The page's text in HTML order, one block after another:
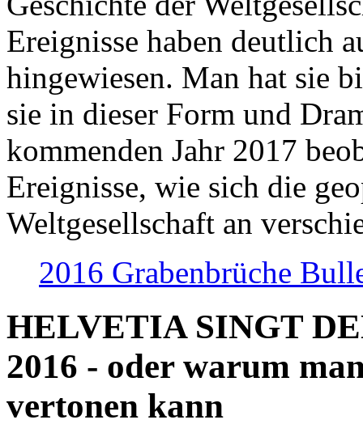
Ereignisse haben deutlich
hingewiesen. Man hat sie
sie in dieser Form und
kommenden Jahr 2017
Ereignisse, wie sich die
Weltgesellschaft an
2016 Grabenbrüche
HELVETIA SINGT
2016 - oder warum
vertonen kann